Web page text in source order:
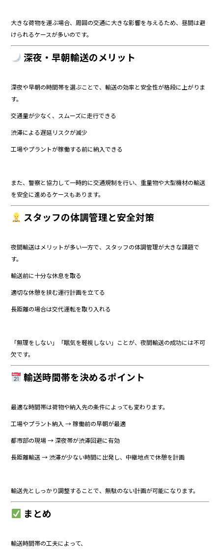
大きな荷物を運ぶ場合、周囲の交通に大きな影響を与えるため、昼間は避
けられるケースが多いのです。
深夜・早朝輸送のメリット
深夜や早朝の時間帯を選ぶことで、輸送の効率と安全性が格段に上がりま
す。
交通量が少なく、スムーズに走行できる
渋滞による遅延リスクが減少
工場やプラントが稼働する前に納入できる
また、警察と協力して一時的に交通規制を行い、重量物や大型機材の輸送
を安全に進めるケースもあります。
スタッフの体調管理と安全対策
夜間輸送はメリットが多い一方で、スタッフの体調管理が大きな課題で
す。
輸送前に十分な休息を取る
適切な休憩を挟む運行計画を立てる
長距離の場合は交代運転を取り入れる
「無理をしない」「眠気を軽視しない」ことが、夜間輸送の成功には不可
欠です。
輸送時間帯を決めるポイント
最適な時間帯は荷物や納入先の条件によっても変わります。
工場やプラント納入 → 稼働前の早朝が最適
都市部の現場 → 深夜帯が渋滞回避に有効
長距離輸送 → 渋滞が少ない時間に出発し、中継地点で休憩を計画
輸送先としっかり調整することで、無駄のない計画が可能になります。
まとめ
輸送時間帯の工夫によって、